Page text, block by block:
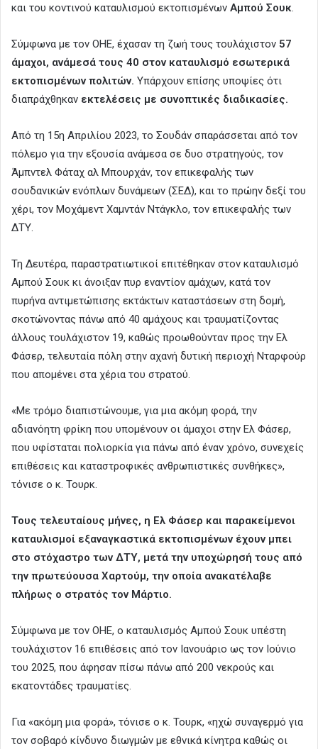
και του κοντινού καταυλισμού εκτοπισμένων Αμπού Σουκ.
Σύμφωνα με τον ΟΗΕ, έχασαν τη ζωή τους τουλάχιστον 57
άμαχοι, ανάμεσά τους 40 στον καταυλισμό εσωτερικά
εκτοπισμένων πολιτών. Υπάρχουν επίσης υποψίες ότι
διαπράχθηκαν εκτελέσεις με συνοπτικές διαδικασίες.
Από τη 15η Απριλίου 2023, το Σουδάν σπαράσσεται από τον
πόλεμο για την εξουσία ανάμεσα σε δυο στρατηγούς, τον
Άμπντελ Φάταχ αλ Μπουρχάν, τον επικεφαλής των
σουδανικών ενόπλων δυνάμεων (ΣΕΔ), και το πρώην δεξί του
χέρι, τον Μοχάμεντ Χαμντάν Ντάγκλο, τον επικεφαλής των
ΔΤΥ.
Τη Δευτέρα, παραστρατιωτικοί επιτέθηκαν στον καταυλισμό
Αμπού Σουκ κι άνοιξαν πυρ εναντίον αμάχων, κατά τον
πυρήνα αντιμετώπισης εκτάκτων καταστάσεων στη δομή,
σκοτώνοντας πάνω από 40 αμάχους και τραυματίζοντας
άλλους τουλάχιστον 19, καθώς προωθούνταν προς την Ελ
Φάσερ, τελευταία πόλη στην αχανή δυτική περιοχή Νταρφούρ
που απομένει στα χέρια του στρατού.
«Με τρόμο διαπιστώνουμε, για μια ακόμη φορά, την
αδιανόητη φρίκη που υπομένουν οι άμαχοι στην Ελ Φάσερ,
που υφίσταται πολιορκία για πάνω από έναν χρόνο, συνεχείς
επιθέσεις και καταστροφικές ανθρωπιστικές συνθήκες»,
τόνισε ο κ. Τουρκ.
Τους τελευταίους μήνες, η Ελ Φάσερ και παρακείμενοι
καταυλισμοί εξαναγκαστικά εκτοπισμένων έχουν μπει
στο στόχαστρο των ΔΤΥ, μετά την υποχώρησή τους από
την πρωτεύουσα Χαρτούμ, την οποία ανακατέλαβε
πλήρως ο στρατός τον Μάρτιο.
Σύμφωνα με τον ΟΗΕ, ο καταυλισμός Αμπού Σουκ υπέστη
τουλάχιστον 16 επιθέσεις από τον Ιανουάριο ως τον Ιούνιο
του 2025, που άφησαν πίσω πάνω από 200 νεκρούς και
εκατοντάδες τραυματίες.
Για «ακόμη μια φορά», τόνισε ο κ. Τουρκ, «ηχώ συναγερμό για
τον σοβαρό κίνδυνο διωγμών με εθνικά κίνητρα καθώς οι